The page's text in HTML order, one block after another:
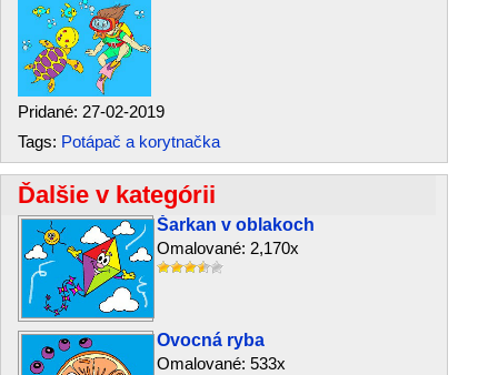
Pridané: 27-02-2019
Tags: Potápač a korytnačka
Ďalšie v kategórii
Šarkan v oblakoch
Omalované: 2,170x
Ovocná ryba
Omalované: 533x